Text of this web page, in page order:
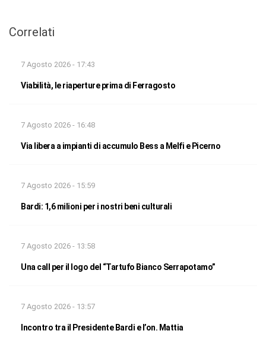
Correlati
7 Agosto 2026 - 17:43
Viabilità, le riaperture prima di Ferragosto
7 Agosto 2026 - 16:48
Via libera a impianti di accumulo Bess a Melfi e Picerno
7 Agosto 2026 - 15:59
Bardi: 1,6 milioni per i nostri beni culturali
7 Agosto 2026 - 13:58
Una call per il logo del “Tartufo Bianco Serrapotamo”
7 Agosto 2026 - 13:57
Incontro tra il Presidente Bardi e l’on. Mattia